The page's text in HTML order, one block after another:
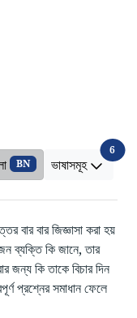
BN ভাষাসমূহ
6
বার বার জিজ্ঞাসা করা হয়
ব্যক্তি কি জানে, তার
জন্য কি তাকে বিচার দিন
প্রশ্নের সমাধান ফেলে